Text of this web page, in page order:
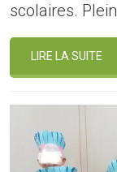
scolaires.
LIRE LA SUITE